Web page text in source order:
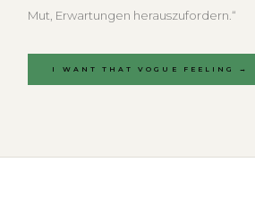
Mut, Erwartungen herauszufordern.“
I WANT THAT VOGUE FEELING →